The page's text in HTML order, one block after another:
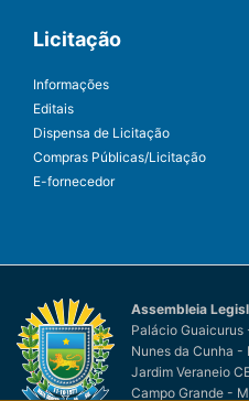
Licitação
Informações
Editais
Dispensa de Licitação
Compras Públicas/Licitação
E-fornecedor
Assembleia
Palácio Guaicurus
Nunes da Cunha -
Jardim Veraneio
Campo Grande -